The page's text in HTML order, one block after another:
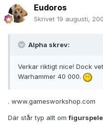
Eudoros
Skrivet 19 augusti,
Alpha skrev:
Verkar riktigt nice! Dock
Warhammer 40 000.
. www.gamesworkshop.com
Där står typ allt om